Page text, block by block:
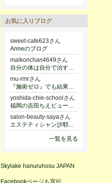
お気に入りブログ
sweet-cafe623さん
Anneのブログ
maikonchan4649さん
自分の体は自分で治す！リメディアルマッサージ&ヨガで最強ボディ
mu-rmrさん
『施術ゼロ』でも結果と売上を作る！ ダイエット指導者のためのリバウンドしないオンラインダイエットカウンセリング/泉佐野市
yoshida-chie-schoolさん
福岡の吉田ちえビューティスクール【ビ.ジュリアン校】活動日誌
salon-beauty-sayaさん
エステティシャン沙耶の美容日記
一覧を見る
Skylake hanuruhosu JAPAN
Facebookページも宣伝